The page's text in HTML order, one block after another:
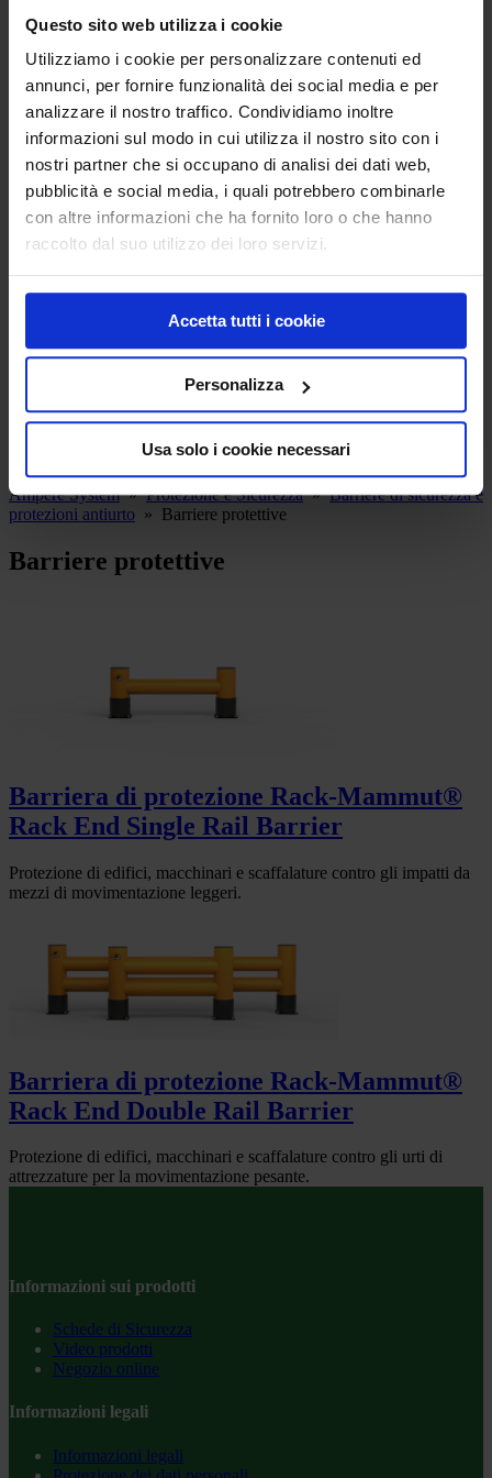
Questo sito web utilizza i cookie
Utilizziamo i cookie per personalizzare contenuti ed
annunci, per fornire funzionalità dei social media e per
analizzare il nostro traffico. Condividiamo inoltre
informazioni sul modo in cui utilizza il nostro sito con i
nostri partner che si occupano di analisi dei dati web,
pubblicità e social media, i quali potrebbero combinarle
con altre informazioni che ha fornito loro o che hanno
raccolto dal suo utilizzo dei loro servizi.
Accetta tutti i cookie
Personalizza
Usa solo i cookie necessari
Protezione dei metalli
Detergenti
Sigillanti
Vernici spray RAL
Sverniciatori
Protezione e Sicurezza
Barriere di sicurezza e protezioni antiurto
Proteggi scaffalature
Barriere protettive
Barriere paraurti
Barriere pedonali
Dissuasori
Proteggi colonna
Protezioni angolari
Profili flessibili di protezione
Macchine traccialinee per campi sportivi
Vernici per campi sportivi
Tracciatori forestali
Accessori / segnaletica
Ampere System»Protezione e Sicurezza»Barriere di sicurezza e
protezioni antiurto » Barriere protettive
Barriere protettive
Barriera di protezione Rack-Mammut®
Rack End Single Rail Barrier
Protezione di edifici, macchinari e scaffalature contro gli impatti da
mezzi di movimentazione leggeri.
Barriera di protezione Rack-Mammut®
Rack End Double Rail Barrier
Protezione di edifici, macchinari e scaffalature contro gli urti di
attrezzature per la movimentazione pesante.
Informazioni sui prodotti
Schede di Sicurezza
Video prodotti
Negozio online
Informazioni legali
Informazioni legali